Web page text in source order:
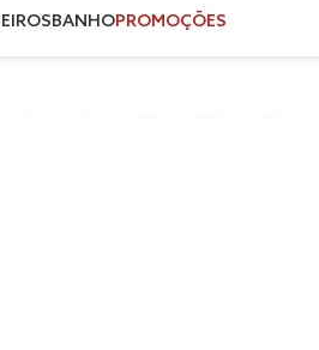
BANHOPROMOÇÕES